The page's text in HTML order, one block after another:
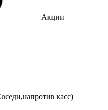
Акции
касс)